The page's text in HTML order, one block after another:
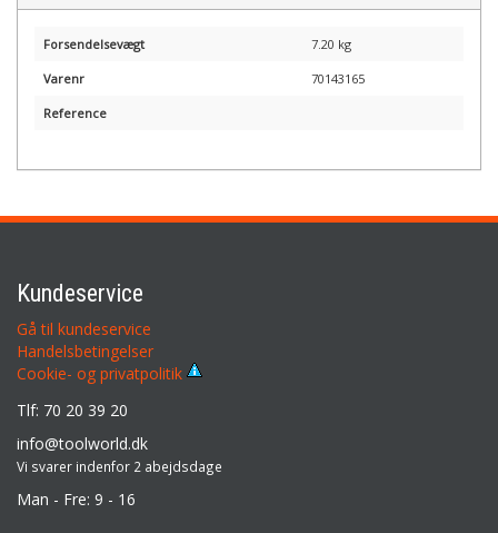
Forsendelsevægt 7.20 kg
Varenr 70143165
Reference
Kundeservice
Gå til kundeservice
Handelsbetingelser
Cookie- og privatpolitik
Tlf: 70 20 39 20
info@toolworld.dk
Vi svarer indenfor 2 abejdsdage
Man - Fre: 9 - 16